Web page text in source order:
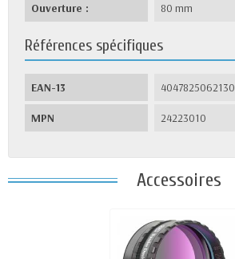
Ouverture : 80 mm
Références spécifiques
EAN-13 4047825062130
MPN 24223010
Accessoires